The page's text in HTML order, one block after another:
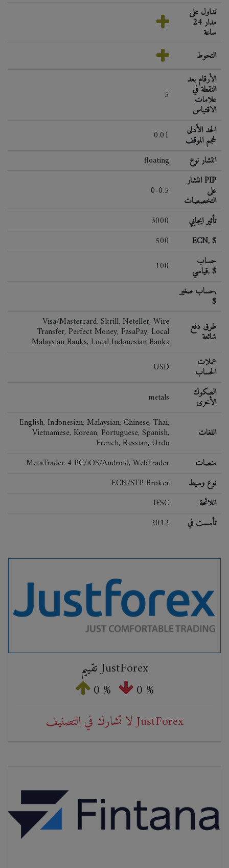
تداول على
مدار 24
ساعة
التحوط
5
الأرقام بعد
النقطة في
علامات
الاقتباس
0.01
الحد الأدنى
لحجم الموقف
floating
انتشار نوع
0-0.5
انتشار PIP
على
التخصصات
3000
تأثير ايجابي
500
ECN, $
100
حساب
قياسي, $
حساب صغير,
$
Visa/Mastercard, Skrill, Neteller, Wire
Transfer, Perfect Money, FasaPay, Local
Malaysian Banks, Local Indonesian Banks
طرق دفع
شائعة
USD عملات
الحساب
metals
الصكوك
الأخرى
English, Indonesian, Malaysian, Chinese, Thai,
Vietnamese, Korean, Portuguese, Spanish,
French, Russian, Urdu
اللغات
MetaTrader 4 PC/iOS/Android, WebTrader
منصات
ECN/STP Broker
نوع وسيط
IFSC
اللائحة
2012
تأسست في
تقييم JustForex
0 % 0 %
لا تشارك في التصنيف JustForex